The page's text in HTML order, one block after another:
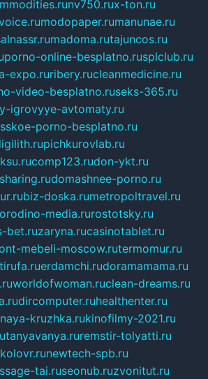
nv750.rux-ton.ru
modopaper.rumanunae.ru
madoma.rutajuncos.ru
porno-online-besplatno.rusplclub.ru
expo.ruribery.rucleanmedicine.ru
video-besplatno.ruseks-365.ru
igrovyye-avtomaty.ru
porno-besplatno.ru
pichkurovlab.ru
comp123.rudon-ykt.ru
domashnee-porno.ru
biz-doska.rumetropoltravel.ru
media.rurostotsky.ru
bet.ruzaryna.rucasinotablet.ru
mebeli-moscow.rutermomur.ru
erdamchi.rudoramamama.ru
worldofwoman.ruclean-dreams.ru
dircomputer.ruhealthenter.ru
kruzhka.rukinofilmy-2021.ru
tanyavanya.ruremstir-tolyatti.ru
newtech-spb.ru
tai.ruseonub.ruzvonitut.ru